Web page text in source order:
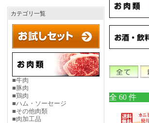
カテゴリ一覧
■牛肉
■豚肉
■鶏肉
■ハム・ソーセージ
■その他肉類
■肉加工品
全 60 件